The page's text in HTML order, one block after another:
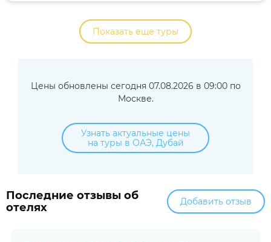
Показать еще туры
Цены обновлены сегодня 07.08.2026 в 09:00 по
Москве.
Узнать актуальные цены
на туры в ОАЭ, Дубай
Последние отзывы об
отелях
Добавить отзыв